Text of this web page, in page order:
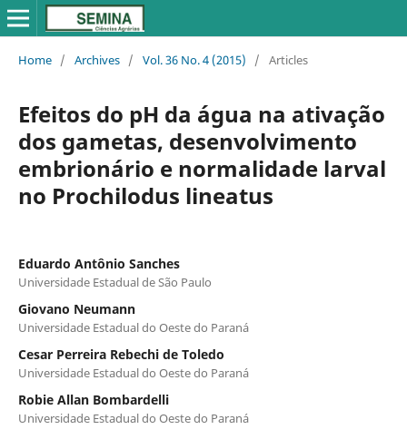
Home / Archives / Vol. 36 No. 4 (2015) / Articles
Efeitos do pH da água na ativação
dos gametas, desenvolvimento
embrionário e normalidade larval
no Prochilodus lineatus
Eduardo Antônio Sanches
Universidade Estadual de São Paulo
Giovano Neumann
Universidade Estadual do Oeste do Paraná
Cesar Perreira Rebechi de Toledo
Universidade Estadual do Oeste do Paraná
Robie Allan Bombardelli
Universidade Estadual do Oeste do Paraná